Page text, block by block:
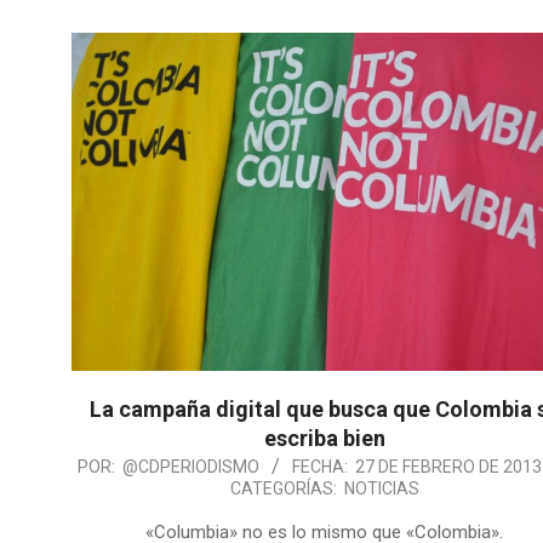
La campaña digital que busca que Colombia
escriba bien
POR: @CDPERIODISMO FECHA: 27 DE FEBRERO DE 2013
CATEGORÍAS: NOTICIAS
«Columbia» no es lo mismo que «Colombia».